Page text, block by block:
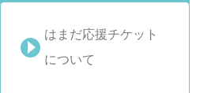
はまだ応援チケット
について